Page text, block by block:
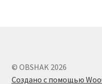
© OBSHAK 2026
Создано с помощью